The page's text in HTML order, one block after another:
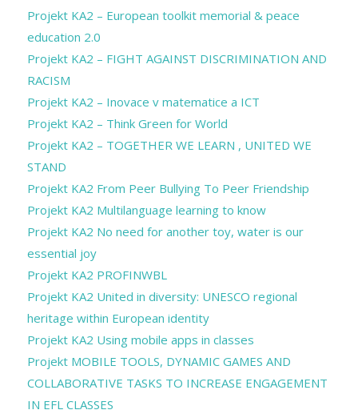
Projekt KA2 – European toolkit memorial & peace
education 2.0
Projekt KA2 – FIGHT AGAINST DISCRIMINATION AND
RACISM
Projekt KA2 – Inovace v matematice a ICT
Projekt KA2 – Think Green for World
Projekt KA2 – TOGETHER WE LEARN , UNITED WE
STAND
Projekt KA2 From Peer Bullying To Peer Friendship
Projekt KA2 Multilanguage learning to know
Projekt KA2 No need for another toy, water is our
essential joy
Projekt KA2 PROFINWBL
Projekt KA2 United in diversity: UNESCO regional
heritage within European identity
Projekt KA2 Using mobile apps in classes
Projekt MOBILE TOOLS, DYNAMIC GAMES AND
COLLABORATIVE TASKS TO INCREASE ENGAGEMENT
IN EFL CLASSES